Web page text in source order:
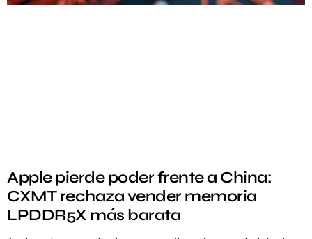
Apple pierde poder frente a China:
CXMT rechaza vender memoria
LPDDR5X más barata